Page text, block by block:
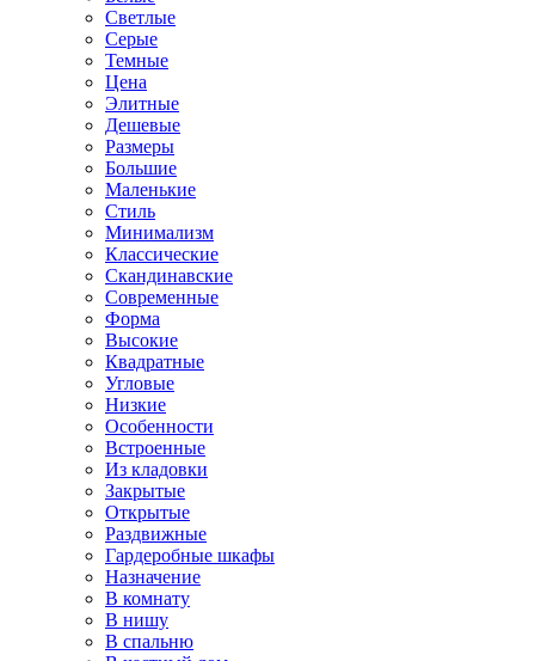
Светлые
Серые
Темные
Цена
Элитные
Дешевые
Размеры
Большие
Маленькие
Стиль
Минимализм
Классические
Скандинавские
Современные
Форма
Высокие
Квадратные
Угловые
Низкие
Особенности
Встроенные
Из кладовки
Закрытые
Открытые
Раздвижные
Гардеробные шкафы
Назначение
В комнату
В нишу
В спальню